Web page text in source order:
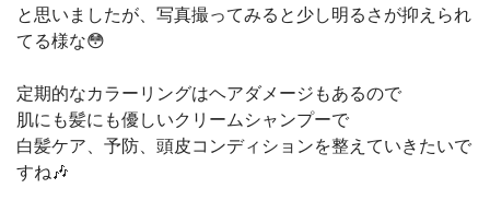
と思いましたが、写真撮ってみると少し明るさが抑えられ
てる様な😳
定期的なカラーリングはヘアダメージもあるので
肌にも髪にも優しいクリームシャンプーで
白髪ケア、予防、頭皮コンディションを整えていきたいで
すね🎶